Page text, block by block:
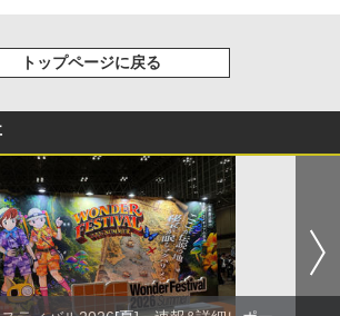
トップページに戻る